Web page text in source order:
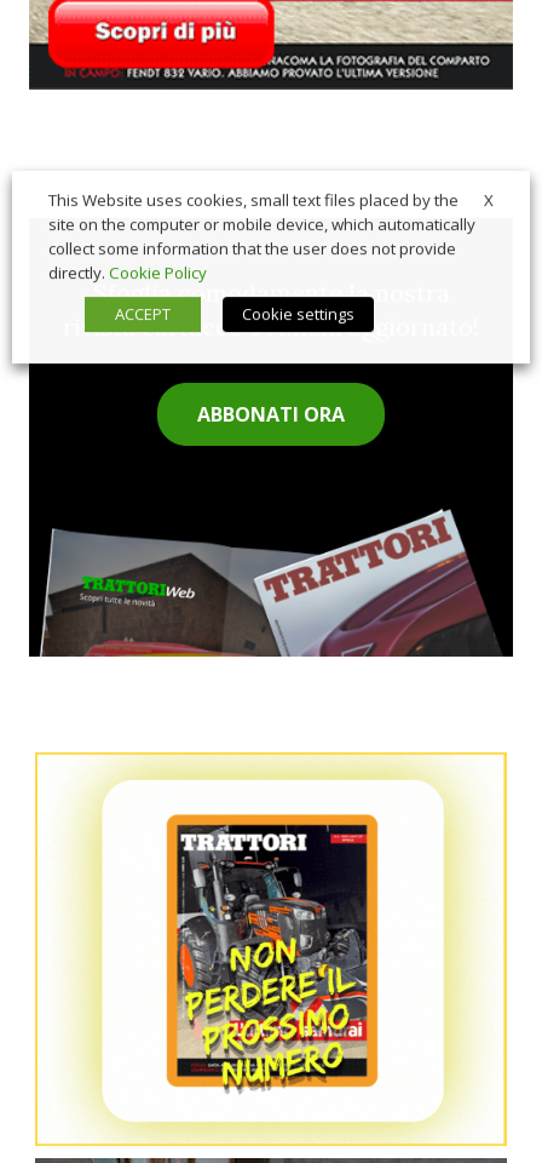
Sfoglia comodamente la nostra
rivista cartacea e rimani aggiornato!
ABBONATI ORA
X
This Website uses cookies, small text files placed by the
site on the computer or mobile device, which automatically
collect some information that the user does not provide
directly. Cookie Policy
ACCEPT
Cookie settings